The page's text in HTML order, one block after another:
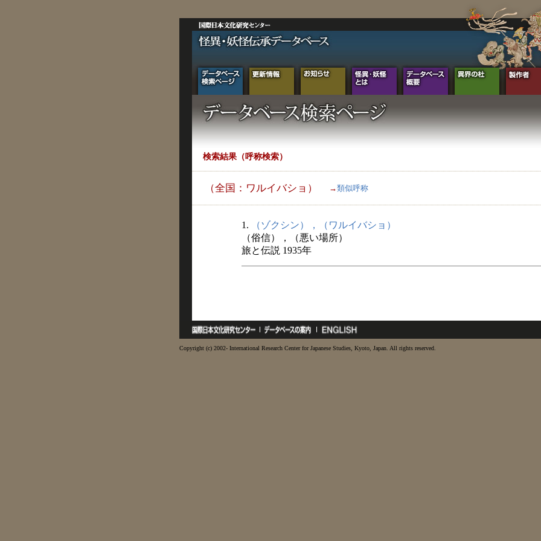
検索結果（呼称検索）
（全国：ワルイバショ） →類似呼称
1.
（ゾクシン），（ワルイバショ）
（俗信），（悪い場所）
旅と伝説 1935年
Copyright (c) 2002- International Research Center for Japanese Studies, Kyoto, Japan. All rights reserved.